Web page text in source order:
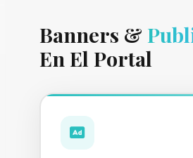
Banners &
En El Portal